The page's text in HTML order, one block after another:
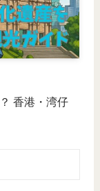
香港・湾仔